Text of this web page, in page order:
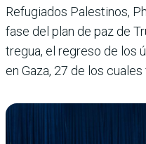
Refugiados Palestinos,
fase del plan de paz de
tregua, el regreso de los
en Gaza, 27 de los cuales